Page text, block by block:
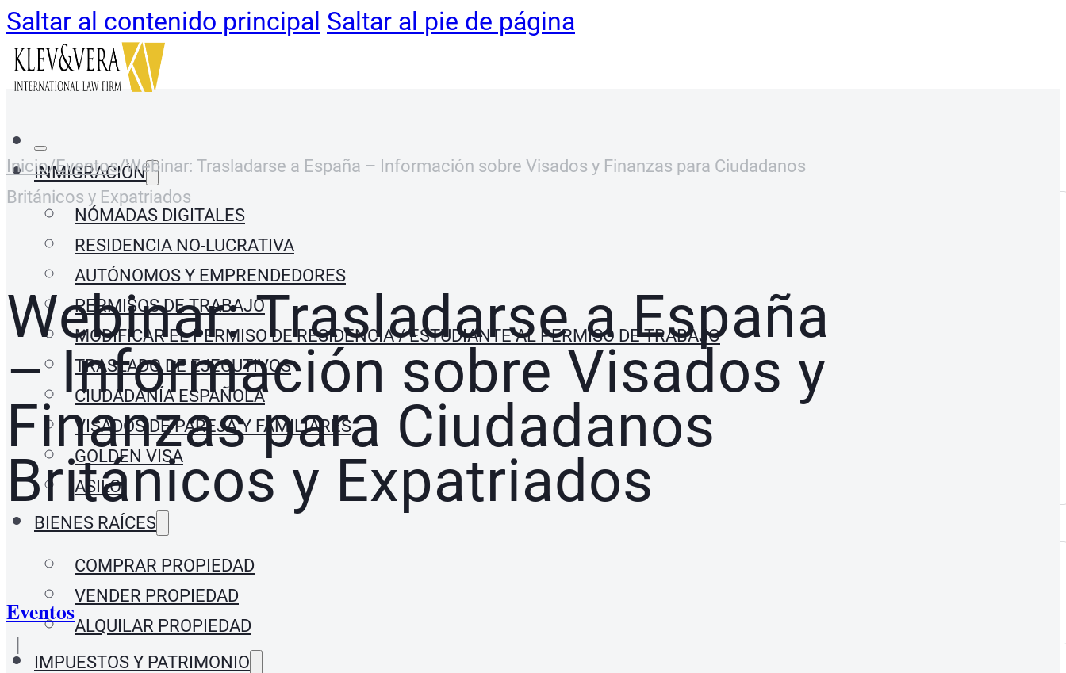
Saltar al contenido principal Saltar al pie de página
INMIGRACIÓN
NÓMADAS DIGITALES
RESIDENCIA NO-LUCRATIVA
AUTÓNOMOS Y EMPRENDEDORES
PERMISOS DE TRABAJO
MODIFICAR EL PERMISO DE RESIDENCIA / ESTUDIANTE AL PERMISO DE TRABAJO
TRASLADO DE EJECUTIVOS
CIUDADANÍA ESPAÑOLA
VISADOS DE PAREJA Y FAMILIARES
GOLDEN VISA
ASILO
BIENES RAÍCES
COMPRAR PROPIEDAD
VENDER PROPIEDAD
ALQUILAR PROPIEDAD
IMPUESTOS Y PATRIMONIO
Inicio/Eventos/Webinar: Trasladarse a España – Información sobre Visados y Finanzas para Ciudadanos
Británicos y Expatriados
Webinar: Trasladarse a España
– Información sobre Visados y
Finanzas para Ciudadanos
Británicos y Expatriados
Eventos
|